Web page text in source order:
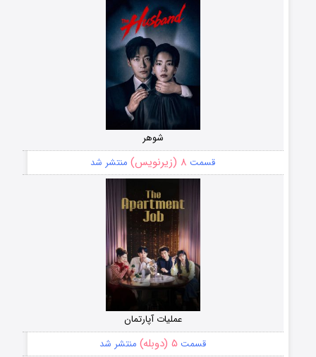
شوهر
قسمت ۸ (زیرنویس) منتشر شد
عملیات آپارتمان
قسمت ۵ (دوبله) منتشر شد